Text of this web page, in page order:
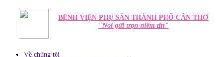
BỆNH VIỆN PHỤ SẢN THÀNH PHỐ CẦN THƠ
"Nơi gửi trọn niềm tin"
Về chúng tôi